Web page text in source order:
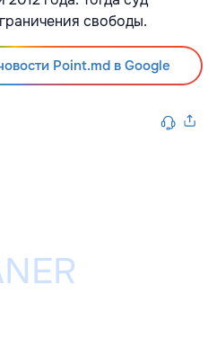
свободы.
Point.md в Google